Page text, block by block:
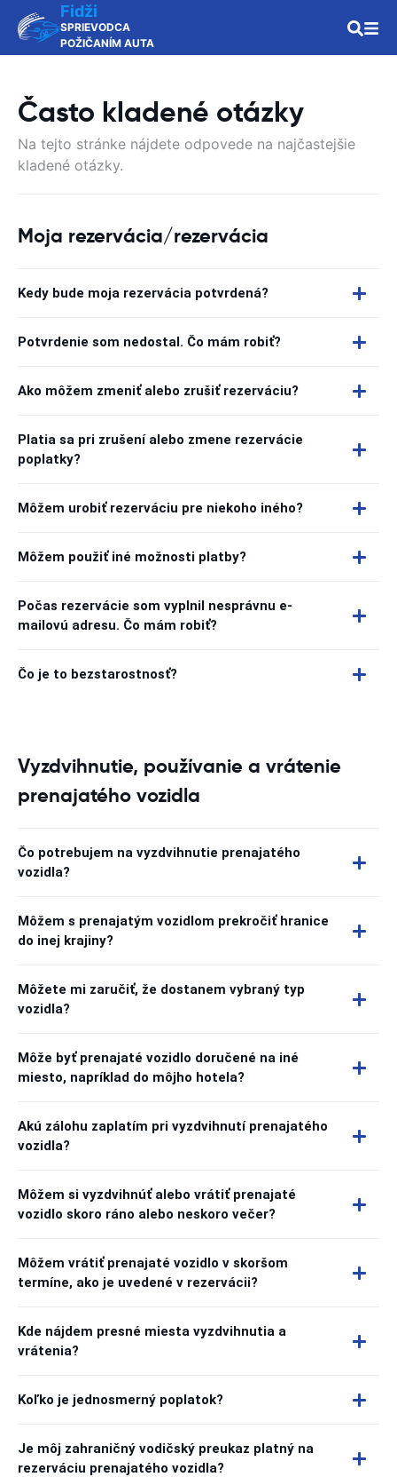
Fidži
SPRIEVODCA
POŽIČANÍM AUTA
Často kladené otázky
Na tejto stránke nájdete odpovede na najčastejšie
kladené otázky.
Moja rezervácia/rezervácia
Kedy bude moja rezervácia potvrdená?
Potvrdenie som nedostal. Čo mám robiť?
Ako môžem zmeniť alebo zrušiť rezerváciu?
Platia sa pri zrušení alebo zmene rezervácie
poplatky?
Môžem urobiť rezerváciu pre niekoho iného?
Môžem použiť iné možnosti platby?
Počas rezervácie som vyplnil nesprávnu e-
mailovú adresu. Čo mám robiť?
Čo je to bezstarostnosť?
Vyzdvihnutie, používanie a vrátenie
prenajatého vozidla
Čo potrebujem na vyzdvihnutie prenajatého
vozidla?
Môžem s prenajatým vozidlom prekročiť hranice
do inej krajiny?
Môžete mi zaručiť, že dostanem vybraný typ
vozidla?
Môže byť prenajaté vozidlo doručené na iné
miesto, napríklad do môjho hotela?
Akú zálohu zaplatím pri vyzdvihnutí prenajatého
vozidla?
Môžem si vyzdvihnúť alebo vrátiť prenajaté
vozidlo skoro ráno alebo neskoro večer?
Môžem vrátiť prenajaté vozidlo v skoršom
termíne, ako je uvedené v rezervácii?
Kde nájdem presné miesta vyzdvihnutia a
vrátenia?
Koľko je jednosmerný poplatok?
Je môj zahraničný vodičský preukaz platný na
rezerváciu prenajatého vozidla?